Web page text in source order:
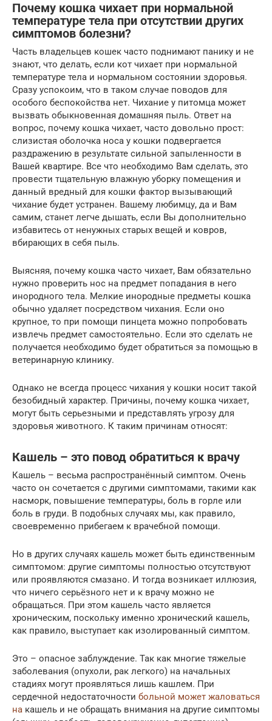
Почему кошка чихает при нормальной
температуре тела при отсутствии других
симптомов болезни?
Часть владельцев кошек часто поднимают панику и не
знают, что делать, если кот чихает при нормальной
температуре тела и нормальном состоянии здоровья.
Сразу успокоим, что в таком случае поводов для
особого беспокойства нет. Чихание у питомца может
вызвать обыкновенная домашняя пыль. Ответ на
вопрос, почему кошка чихает, часто довольно прост:
слизистая оболочка носа у кошки подвергается
раздражению в результате сильной запыленности в
Вашей квартире. Все что необходимо Вам сделать, это
провести тщательную влажную уборку помещения и
данный вредный для кошки фактор вызывающий
чихание будет устранен. Вашему любимцу, да и Вам
самим, станет легче дышать, если Вы дополнительно
избавитесь от ненужных старых вещей и ковров,
вбирающих в себя пыль.
Выясняя, почему кошка часто чихает, Вам обязательно
нужно проверить нос на предмет попадания в него
инородного тела. Мелкие инородные предметы кошка
обычно удаляет посредством чихания. Если оно
крупное, то при помощи пинцета можно попробовать
извлечь предмет самостоятельно. Если это сделать не
получается необходимо будет обратиться за помощью в
ветеринарную клинику.
Однако не всегда процесс чихания у кошки носит такой
безобидный характер. Причины, почему кошка чихает,
могут быть серьезными и представлять угрозу для
здоровья животного. К таким причинам относят:
Кашель – это повод обратиться к врачу
Кашель – весьма распространённый симптом. Очень
часто он сочетается с другими симптомами, такими как
насморк, повышение температуры, боль в горле или
боль в груди. В подобных случаях мы, как правило,
своевременно прибегаем к врачебной помощи.
Но в других случаях кашель может быть единственным
симптомом: другие симптомы полностью отсутствуют
или проявляются смазано. И тогда возникает иллюзия,
что ничего серьёзного нет и к врачу можно не
обращаться. При этом кашель часто является
хроническим, поскольку именно хронический кашель,
как правило, выступает как изолированный симптом.
Это – опасное заблуждение. Так как многие тяжелые
заболевания (опухоли, рак легкого) на начальных
стадиях могут проявляться лишь кашлем. При
сердечной недостаточности больной может жаловаться
на кашель и не обращать внимания на другие симптомы